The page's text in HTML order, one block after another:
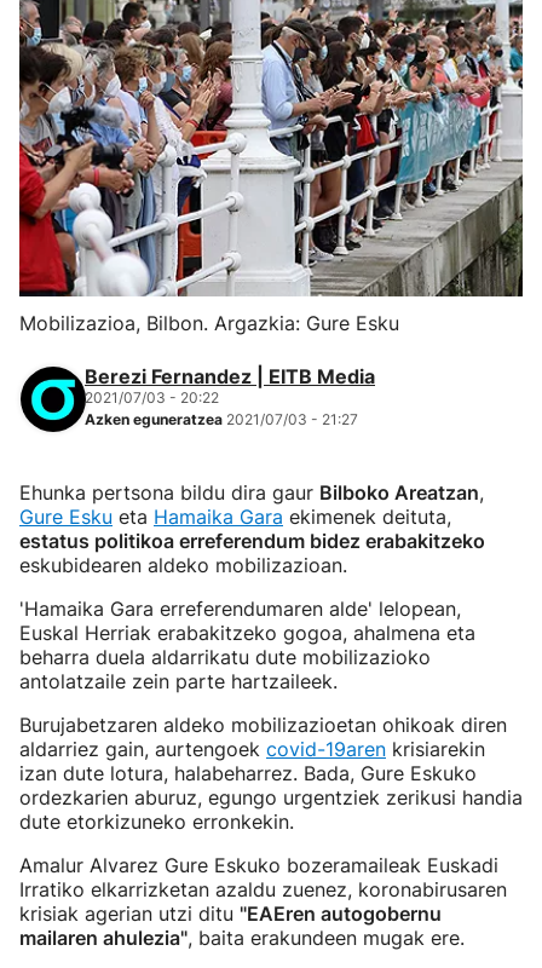
Mobilizazioa, Bilbon. Argazkia: Gure Esku
Berezi Fernandez | EITB Media
2021/07/03 - 20:22
Azken eguneratzea 2021/07/03 - 21:27
Ehunka pertsona bildu dira gaur Bilboko Areatzan,
Gure Esku eta Hamaika Gara ekimenek deituta,
estatus politikoa erreferendum bidez erabakitzeko
eskubidearen aldeko mobilizazioan.
'Hamaika Gara erreferendumaren alde' lelopean,
Euskal Herriak erabakitzeko gogoa, ahalmena eta
beharra duela aldarrikatu dute mobilizazioko
antolatzaile zein parte hartzaileek.
Burujabetzaren aldeko mobilizazioetan ohikoak diren
aldarriez gain, aurtengoek covid-19aren krisiarekin
izan dute lotura, halabeharrez. Bada, Gure Eskuko
ordezkarien aburuz, egungo urgentziek zerikusi handia
dute etorkizuneko erronkekin.
Amalur Alvarez Gure Eskuko bozeramaileak Euskadi
Irratiko elkarrizketan azaldu zuenez, koronabirusaren
krisiak agerian utzi ditu "EAEren autogobernu
mailaren ahulezia", baita erakundeen mugak ere.